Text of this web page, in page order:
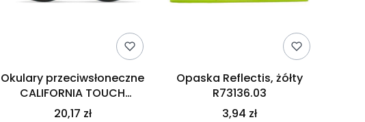
Okulary przeciwsłoneczne
CALIFORNIA TOUCH
MO9617-10
20,17 zł
Opaska Reflectis, żółty
R73136.03
3,94 zł